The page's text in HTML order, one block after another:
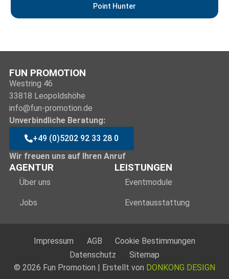
Point Hunter
FUN PROMOTION
Westring 46
33818 Leopoldshöhe
info@fun-promotion.de
Unverbindliche Beratung:
+49 (0)5202 92 33 28 0
Wir freuen uns auf Ihren Anruf
AGENTUR
Über uns
Jobs
LEISTUNGEN
Eventmodule
Eventausstattung
© 2026 Fun Promotion | Erstellt von DONKONG DESIGN
Impressum AGB
Cookie Bestimmungen
Datenschutz
Sitemap